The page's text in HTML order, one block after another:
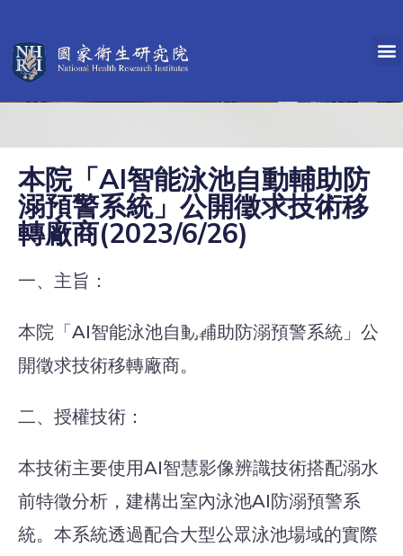
本院「AI智能泳池自動輔助防
溺預警系統」公開徵求技術移
轉廠商(2023/6/26)
一、主旨：
本院「AI智能泳池自動輔助防溺預警系統」公
開徵求技術移轉廠商。
二、授權技術：
本技術主要使用AI智慧影像辨識技術搭配溺水
前特徵分析，建構出室內泳池AI防溺預警系
統。本系統透過配合大型公眾泳池場域的實際